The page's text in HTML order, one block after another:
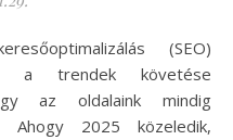
a trendek követése
az oldalaink mindig
Ahogy 2025 közeledik,